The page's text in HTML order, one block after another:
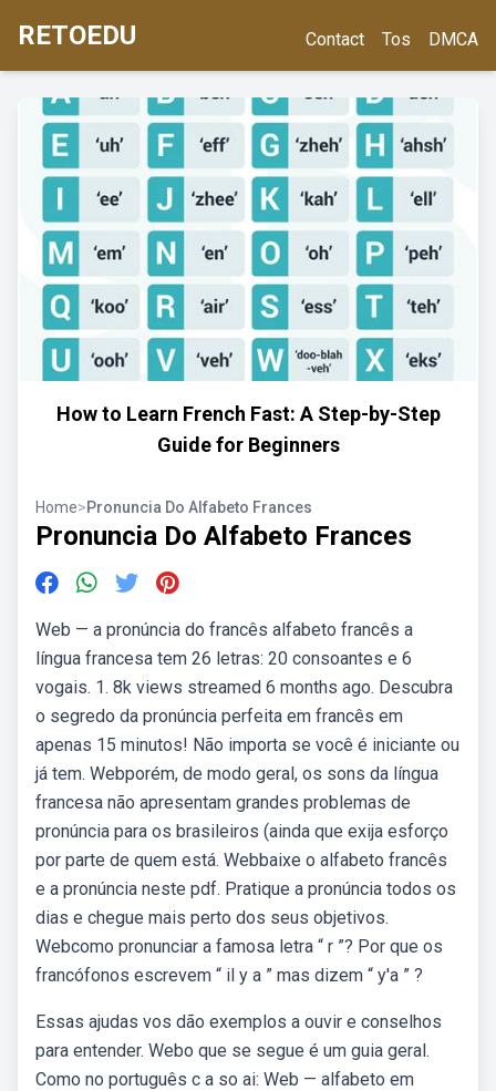
RETOEDU Contact Tos DMCA
How to Learn French Fast: A Step-by-Step
Guide for Beginners
Home>Pronuncia Do Alfabeto Frances
Pronuncia Do Alfabeto Frances
Web — a pronúncia do francês alfabeto francês a
língua francesa tem 26 letras: 20 consoantes e 6
vogais. 1. 8k views streamed 6 months ago. Descubra
o segredo da pronúncia perfeita em francês em
apenas 15 minutos! Não importa se você é iniciante ou
já tem. Webporém, de modo geral, os sons da língua
francesa não apresentam grandes problemas de
pronúncia para os brasileiros (ainda que exija esforço
por parte de quem está. Webbaixe o alfabeto francês
e a pronúncia neste pdf. Pratique a pronúncia todos os
dias e chegue mais perto dos seus objetivos.
Webcomo pronunciar a famosa letra “ r ”? Por que os
francófonos escrevem “ il y a ” mas dizem “ y'a ” ?
Essas ajudas vos dão exemplos a ouvir e conselhos
para entender. Webo que se segue é um guia geral.
Como no português c a so ai: Web — alfabeto em